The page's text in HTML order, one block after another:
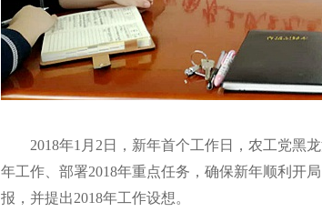
2018年1 月 2 日 ，新年首个工作日，农工党黑
年工作、部署2018年重点任务，确保新年顺利开
报，并提出2018年工作设想。